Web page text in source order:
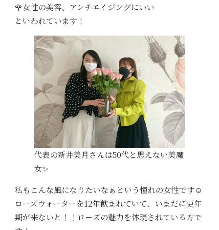
🌹女性の美容、アンチエイジングにいい
といわれています！
代表の新井美月さんは50代と思えない美魔
女✨
私もこんな風になりたいなぁという憧れの女性です☺️
ローズウォーターを12年飲まれていて、いまだに更年
期が来ないと！！ローズの魅力を体現されている方で